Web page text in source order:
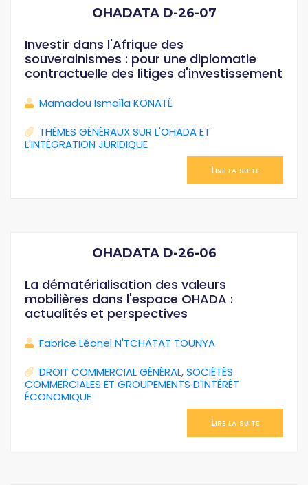
OHADATA D-26-07
Investir dans l'Afrique des
souverainismes : pour une diplomatie
contractuelle des litiges d'investissement
Mamadou Ismaïla KONATÉ
THÈMES GÉNÉRAUX SUR L'OHADA ET
L'INTÉGRATION JURIDIQUE
Lire la suite
OHADATA D-26-06
La dématérialisation des valeurs
mobilières dans l'espace OHADA :
actualités et perspectives
Fabrice Léonel N'TCHATAT TOUNYA
DROIT COMMERCIAL GÉNÉRAL,SOCIÉTÉS
COMMERCIALES ET GROUPEMENTS D'INTÉRÊT
ÉCONOMIQUE
Lire la suite